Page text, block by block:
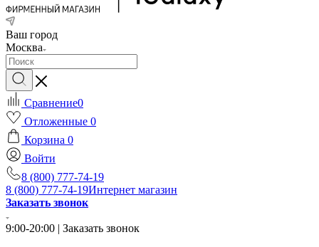
Ваш город
Москва
Сравнение0
Отложенные 0
Корзина 0
Войти
8 (800) 777-74-19
8 (800) 777-74-19Интернет магазин
Заказать звонок
9:00-20:00 | Заказать звонок